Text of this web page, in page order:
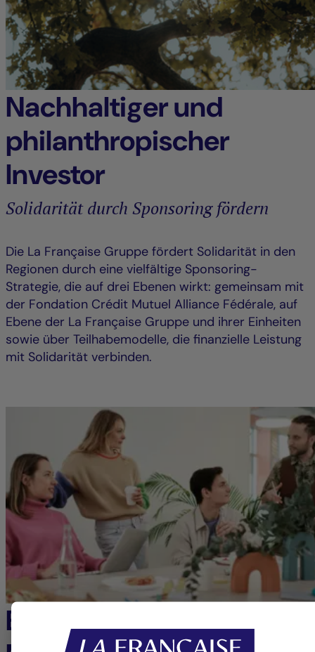
Nachhaltiger und
philanthropischer
Investor
Solidarität durch Sponsoring fördern
Die La Française Gruppe fördert Solidarität in den
Regionen durch eine vielfältige Sponsoring-
Strategie, die auf drei Ebenen wirkt: gemeinsam mit
der Fondation Crédit Mutuel Alliance Fédérale, auf
Ebene der La Française Gruppe und ihrer Einheiten
sowie über Teilhabemodelle, die finanzielle Leistung
mit Solidarität verbinden.
Engagierte